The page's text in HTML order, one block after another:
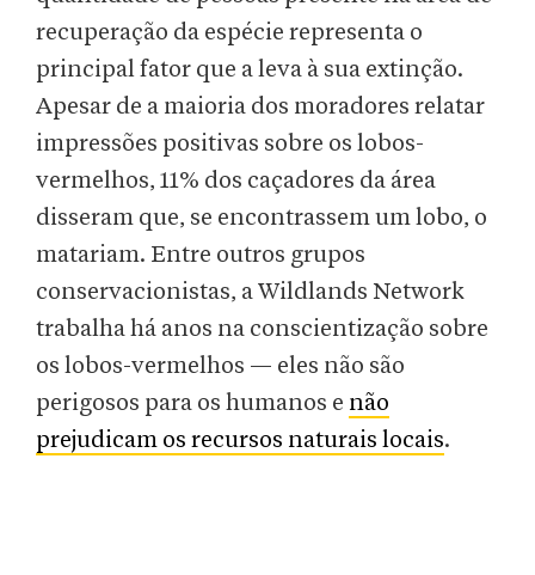
recuperação da espécie representa o
principal fator que a leva à sua extinção.
Apesar de a maioria dos moradores relatar
impressões positivas sobre os lobos-
vermelhos, 11% dos caçadores da área
disseram que, se encontrassem um lobo, o
matariam. Entre outros grupos
conservacionistas, a Wildlands Network
trabalha há anos na conscientização sobre
os lobos-vermelhos — eles não são
perigosos para os humanos e não
prejudicam os recursos naturais locais.